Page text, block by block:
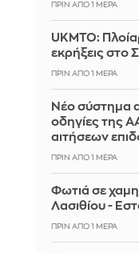
ΠΡΙΝ ΑΠΌ 1 ΜΈΡΑ
UKMTO:
εκρήξεις στο
ΠΡΙΝ ΑΠΌ 1 ΜΈΡΑ
Νέο σύστημα
οδηγίες της
αιτήσεων
ΠΡΙΝ ΑΠΌ 1 ΜΈΡΑ
Φωτιά σε
Λασιθίου -
ΠΡΙΝ ΑΠΌ 1 ΜΈΡΑ